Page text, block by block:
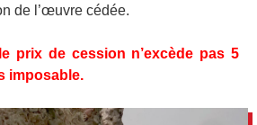
de l’œuvre cédée.
prix de cession n’excède pas 5
imposable.